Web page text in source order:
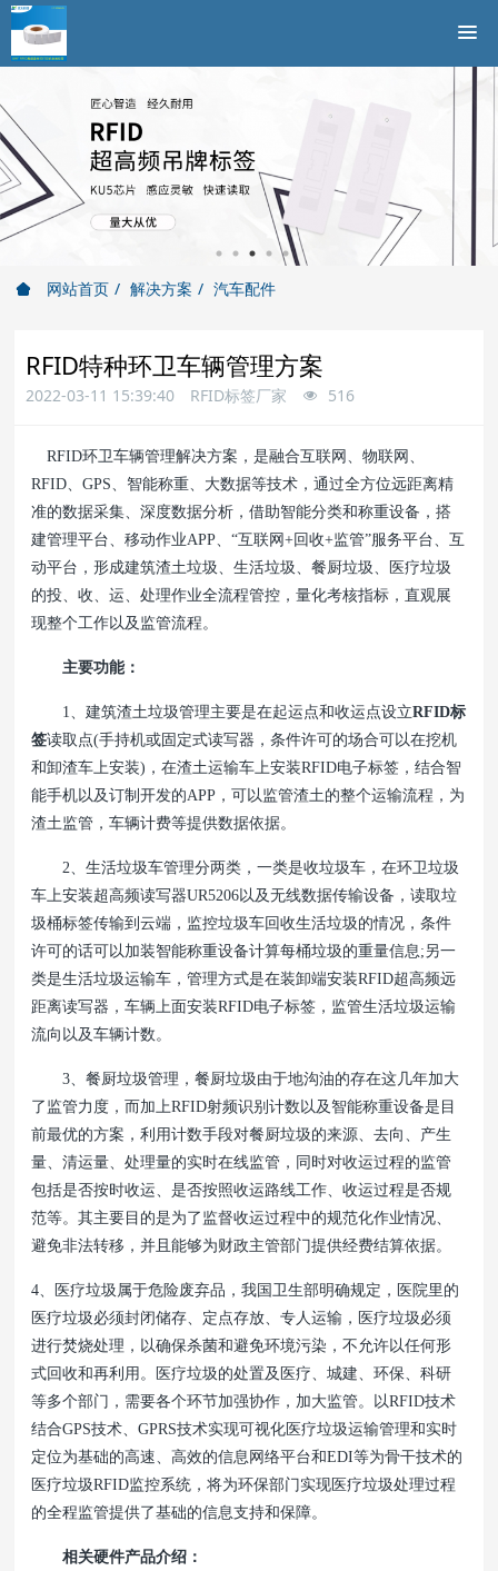
网站首页 解决方案 汽车配件
RFID特种环卫车辆管理方案
2022-03-11 15:39:40 RFID标签厂家 516
RFID环卫车辆管理解决方案，是融合互联网、物联网、
RFID、GPS、智能称重、大数据等技术，通过全方位远距离精
准的数据采集、深度数据分析，借助智能分类和称重设备，搭
建管理平台、移动作业APP、“互联网+回收+监管”服务平台、互
动平台，形成建筑渣土垃圾、生活垃圾、餐厨垃圾、医疗垃圾
的投、收、运、处理作业全流程管控，量化考核指标，直观展
现整个工作以及监管流程。
主要功能：
1、建筑渣土垃圾管理主要是在起运点和收运点设立RFID标
签读取点(手持机或固定式读写器，条件许可的场合可以在挖机
和卸渣车上安装)，在渣土运输车上安装RFID电子标签，结合智
能手机以及订制开发的APP，可以监管渣土的整个运输流程，为
渣土监管，车辆计费等提供数据依据。
2、生活垃圾车管理分两类，一类是收垃圾车，在环卫垃圾
车上安装超高频读写器UR5206以及无线数据传输设备，读取垃
圾桶标签传输到云端，监控垃圾车回收生活垃圾的情况，条件
许可的话可以加装智能称重设备计算每桶垃圾的重量信息;另一
类是生活垃圾运输车，管理方式是在装卸端安装RFID超高频远
距离读写器，车辆上面安装RFID电子标签，监管生活垃圾运输
流向以及车辆计数。
3、餐厨垃圾管理，餐厨垃圾由于地沟油的存在这几年加大
了监管力度，而加上RFID射频识别计数以及智能称重设备是目
前最优的方案，利用计数手段对餐厨垃圾的来源、去向、产生
量、清运量、处理量的实时在线监管，同时对收运过程的监管
包括是否按时收运、是否按照收运路线工作、收运过程是否规
范等。其主要目的是为了监督收运过程中的规范化作业情况、
避免非法转移，并且能够为财政主管部门提供经费结算依据。
4、医疗垃圾属于危险废弃品，我国卫生部明确规定，医院里的
医疗垃圾必须封闭储存、定点存放、专人运输，医疗垃圾必须
进行焚烧处理，以确保杀菌和避免环境污染，不允许以任何形
式回收和再利用。医疗垃圾的处置及医疗、城建、环保、科研
等多个部门，需要各个环节加强协作，加大监管。以RFID技术
结合GPS技术、GPRS技术实现可视化医疗垃圾运输管理和实时
定位为基础的高速、高效的信息网络平台和EDI等为骨干技术的
医疗垃圾RFID监控系统，将为环保部门实现医疗垃圾处理过程
的全程监管提供了基础的信息支持和保障。
相关硬件产品介绍：